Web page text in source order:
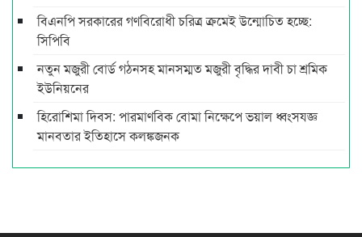
বিএনপি সরকারের গণবিরোধী চরিত্র ক্রমেই উন্মোচিত হচ্ছে:
সিপিবি
নতুন মজুরী বোর্ড গঠনসহ মানসম্মত মজুরী বৃদ্ধির দাবী চা শ্রমিক
ইউনিয়নের
হিরোশিমা দিবস: পারমাণবিক বোমা নিক্ষেপে ভয়াল ধ্বংসযজ্ঞ
মানবতার ইতিহাসে কলঙ্কজনক